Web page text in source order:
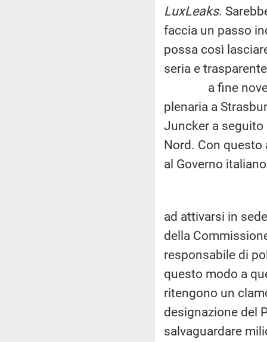
LuxLeaks.
faccia un passo
possa così
seria e
a fine
plenaria a
Juncker a
Nord. Con
al Governo
ad attivarsi in
della
responsabile di
questo modo a
ritengono un
designazione del
salvaguardare